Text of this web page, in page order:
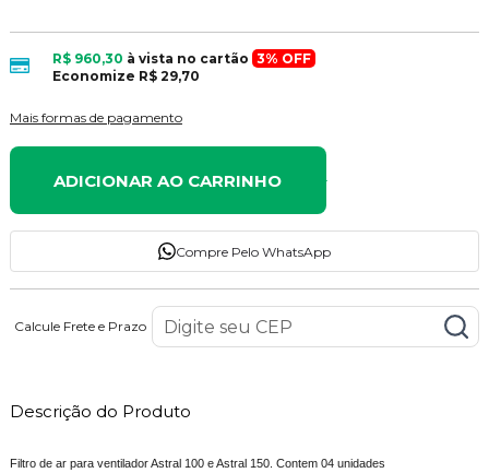
R$ 960,30 à vista no cartão 3% OFF
Economize R$ 29,70
Mais formas de pagamento
ADICIONAR AO CARRINHO
Compre Pelo WhatsApp
Calcule Frete e Prazo
Descrição do Produto
Filtro de ar para ventilador Astral 100 e Astral 150. Contem 04 unidades